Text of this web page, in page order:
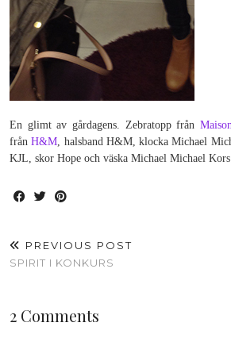
En glimt av gårdagens. Zebratopp från
frånH&M, halsband H&M, klocka Michael
KJL, skor Hope och väska Michael Michael
PREVIOUS POST
SPIRIT I KONKURS
2 Comments